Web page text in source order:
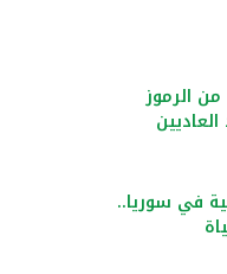
: الرموز
في سوريا..